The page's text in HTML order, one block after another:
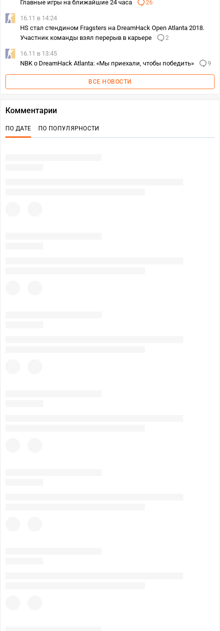
Главные игры на ближайшие 24 часа
26
16.11 в 14:24
HS стал стендином Fragsters на DreamHack Open Atlanta 2018.
Участник команды взял перерыв в карьере
2
16.11 в 13:45
NBK о DreamHack Atlanta: «Мы приехали, чтобы победить»
9
ВСЕ НОВОСТИ
Комментарии
ПО ДАТЕ ПО ПОПУЛЯРНОСТИ